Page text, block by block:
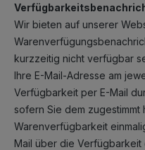
Wir bieten auf unserer
kurzzeitig nicht verfügbar
Ihre E-Mail-Adresse am
Verfügbarkeit per E-Mail
sofern Sie dem zugestimmt
Warenverfügbarkeit
Mail über die Verfügbarkeit